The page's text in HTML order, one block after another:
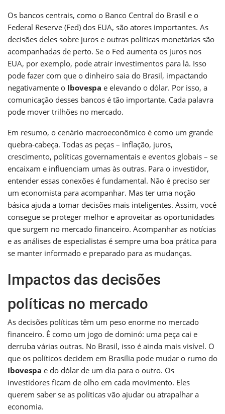
Os bancos centrais, como o Banco Central do Brasil e o
Federal Reserve (Fed) dos EUA, são atores importantes. As
decisões deles sobre juros e outras políticas monetárias são
acompanhadas de perto. Se o Fed aumenta os juros nos
EUA, por exemplo, pode atrair investimentos para lá. Isso
pode fazer com que o dinheiro saia do Brasil, impactando
negativamente o Ibovespa e elevando o dólar. Por isso, a
comunicação desses bancos é tão importante. Cada palavra
pode mover trilhões no mercado.
Em resumo, o cenário macroeconômico é como um grande
quebra-cabeça. Todas as peças – inflação, juros,
crescimento, políticas governamentais e eventos globais – se
encaixam e influenciam umas às outras. Para o investidor,
entender essas conexões é fundamental. Não é preciso ser
um economista para acompanhar. Mas ter uma noção
básica ajuda a tomar decisões mais inteligentes. Assim, você
consegue se proteger melhor e aproveitar as oportunidades
que surgem no mercado financeiro. Acompanhar as notícias
e as análises de especialistas é sempre uma boa prática para
se manter informado e preparado para as mudanças.
Impactos das decisões
políticas no mercado
As decisões políticas têm um peso enorme no mercado
financeiro. É como um jogo de dominó: uma peça cai e
derruba várias outras. No Brasil, isso é ainda mais visível. O
que os políticos decidem em Brasília pode mudar o rumo do
Ibovespa e do dólar de um dia para o outro. Os
investidores ficam de olho em cada movimento. Eles
querem saber se as políticas vão ajudar ou atrapalhar a
economia.